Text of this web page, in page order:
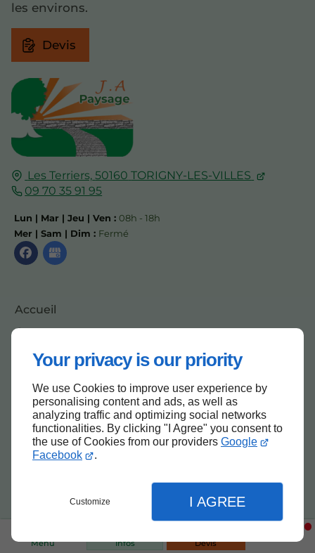
Your privacy is our priority
We use Cookies to improve user experience by
personalising content and ads, as well as
analyzing traffic and optimizing social networks
functionalities. By clicking "I Agree" you consent to
the use of Cookies from our providers Google
Facebook
.
Customize I AGREE
Menu Infos Devis
Les Terriers, 50160 TORIGNY-LES-VILLES
09 70 35 91 95
Lun | Mar | Jeu | Ven :08h - 18h
Mer | Sam | Dim : Fermé
Accueil
Contactez-nous
Mentions légales
les environs.
Devis
Haut de page